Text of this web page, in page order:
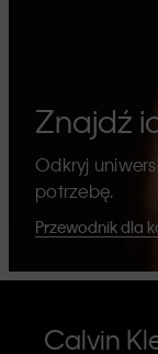
Znajdź
Odkryj
potrzebę.
Przewodnik dla
Calvin